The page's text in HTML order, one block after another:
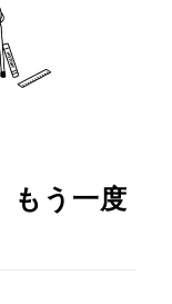
もう一度